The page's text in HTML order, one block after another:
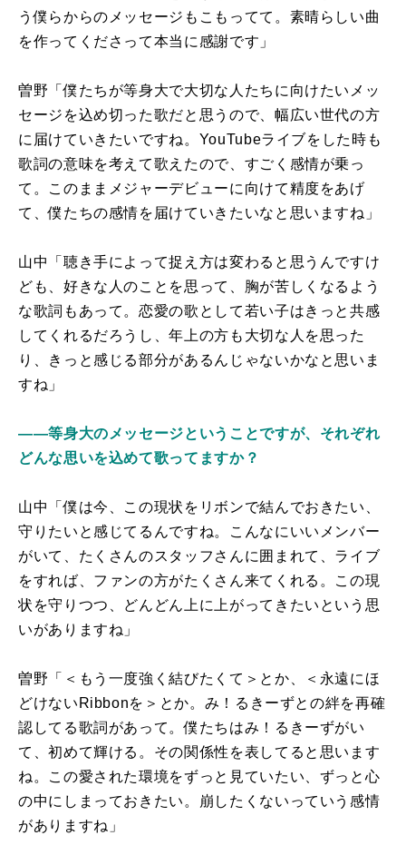
う僕らからのメッセージもこもってて。素晴らしい曲
を作ってくださって本当に感謝です」
曽野「僕たちが等身大で大切な人たちに向けたいメッ
セージを込め切った歌だと思うので、幅広い世代の方
に届けていきたいですね。YouTubeライブをした時も
歌詞の意味を考えて歌えたので、すごく感情が乗っ
て。このままメジャーデビューに向けて精度をあげ
て、僕たちの感情を届けていきたいなと思いますね」
山中「聴き手によって捉え方は変わると思うんですけ
ども、好きな人のことを思って、胸が苦しくなるよう
な歌詞もあって。恋愛の歌として若い子はきっと共感
してくれるだろうし、年上の方も大切な人を思った
り、きっと感じる部分があるんじゃないかなと思いま
すね」
――等身大のメッセージということですが、それぞれ
どんな思いを込めて歌ってますか？
山中「僕は今、この現状をリボンで結んでおきたい、
守りたいと感じてるんですね。こんなにいいメンバー
がいて、たくさんのスタッフさんに囲まれて、ライブ
をすれば、ファンの方がたくさん来てくれる。この現
状を守りつつ、どんどん上に上がってきたいという思
いがありますね」
曽野「＜もう一度強く結びたくて＞とか、＜永遠にほ
どけないRibbonを＞とか。み！るきーずとの絆を再確
認してる歌詞があって。僕たちはみ！るきーずがい
て、初めて輝ける。その関係性を表してると思います
ね。この愛された環境をずっと見ていたい、ずっと心
の中にしまっておきたい。崩したくないっていう感情
がありますね」